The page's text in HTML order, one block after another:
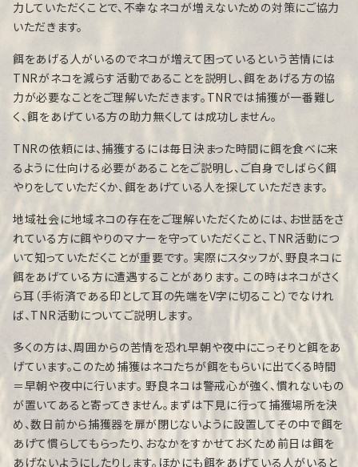
力していただくことで、不幸なネコが増えないための対策にご協力
いただきます。
餌をあげる人がいるのでネコが増えて困っているという苦情には
TNRがネコを減らす活動であることを説明し、餌をあげる方の協
力が必要なことをご理解いただきます。TNRでは捕獲が一番難し
く、餌をあげている方の助力無くしては成功しません。
TNRの依頼には、捕獲するには毎日決まった時間に餌を食べに来
るように仕向ける必要があることをご説明し、ご自身でしばらく餌
やりをしていただくか、餌をあげている人を探していただきます。
地域社会に地域ネコの存在をご理解いただくためには、お世話をさ
れている方に餌やりのマナーを守っていただくこと、TNR活動につ
いて知っていただくことが重要です。 実際にスタッフが、野良ネコに
餌をあげている方に遭遇することがあります。 この時はネコがさく
ら耳（手術済である印として耳の先端をV字に切ること）でなけれ
ば、TNR活動についてご説明します。
多くの方は、周囲からの苦情を恐れ早朝や夜中にこっそりと餌をあ
げています。このため捕獲はネコたちが餌をもらいに出てくる時間
＝早朝や夜中に行います。 野良ネコは警戒心が強く、慣れないもの
が置いてあると寄ってきません。まずは下見に行って捕獲場所を決
め、数日前から捕獲器を扉が閉じないように設置してその中で餌を
あげて慣らしてもらったり、おなかをすかせておくため前日は餌を
あげないようにしたりします。ほかにも餌をあげている人がいると